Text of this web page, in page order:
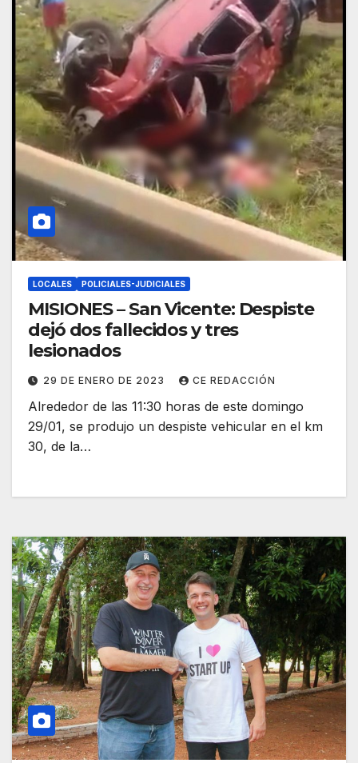
LOCALES POLICIALES-JUDICIALES
MISIONES – San Vicente: Despiste
dejó dos fallecidos y tres
lesionados
29 DE ENERO DE 2023 CE REDACCIÓN
Alrededor de las 11:30 horas de este domingo
29/01, se produjo un despiste vehicular en el km
30, de la…